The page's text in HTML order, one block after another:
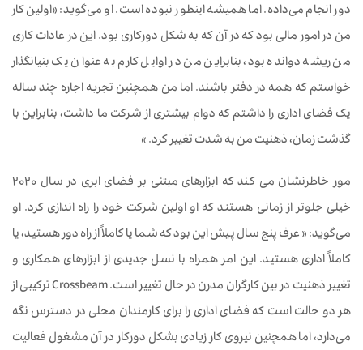
دور انجام می‌داده. اما همیشه اینطور نبوده است. او می‌گوید: «اولین کار
من در امور مالی بود که در آن که به شکل دورکاری بود. این در عادات کاری
من ریشه دوانده بود، بنابراین من در اوایل کارم به عنوان یک بنیانگذار
خواستم که همه در دفتر باشند. اما من همچنین تجربه اجاره چند ساله
یک فضای اداری را داشتم که دوام بیشتری از شرکت ما داشت، بنابراین با
گذشت زمان، ذهنیت من به شدت تغییر کرد. »
مور خاطرنشان می کند که ابزارهای مبتنی بر فضای ابری در سال 2020
خیلی جلوتر از زمانی هستند که او اولین شرکت خود را راه اندازی کرد. او
می‌گوید: « عرف پنج سال پیش این بود که شما یا کاملاً از راه دور هستید، یا
کاملاً اداری هستید. این امر همراه با نسل جدیدی از ابزارهای همکاری و
تغییر ذهنیت در بین کارگران مدرن در حال تغییر است. Crossbeam ترکیبی از
هر دو حالت است که فضای اداری را برای کارمندان محلی در دسترس نگه
می‌دارد، اما همچنین نیروی کار زیادی بشکل دورکار در آن مشغول فعالیت